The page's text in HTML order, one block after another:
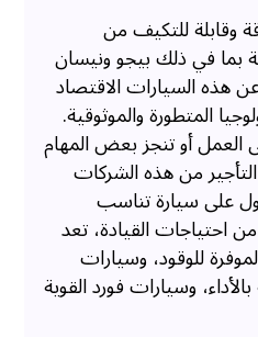
وقابلة للتكيف من
بما في ذلك بيجو ونيسان
هذه السيارات الاقتصاد
المتطورة والموثوقية.
أو تنجز بعض المهام
التأجير من هذه الشركات
على سيارة تناسب
احتياجات القيادة، تعد
للوقود، وسيارات
وسيارات فورد القوية